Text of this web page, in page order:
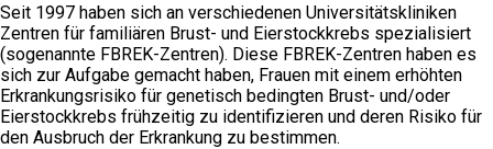
Seit 1997 haben sich an verschiedenen Universitätskliniken
Zentren für familiären Brust- und Eierstockkrebs spezialisiert
(sogenannte FBREK-Zentren). Diese FBREK-Zentren haben es
sich zur Aufgabe gemacht haben, Frauen mit einem erhöhten
Erkrankungsrisiko für genetisch bedingten Brust- und/oder
Eierstockkrebs frühzeitig zu identifizieren und deren Risiko für
den Ausbruch der Erkrankung zu bestimmen.